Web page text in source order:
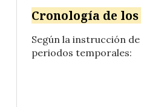
Cronología de los
Según la instrucción
periodos temporales: